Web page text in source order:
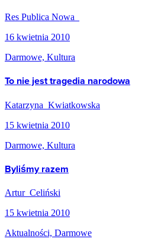
Res Publica Nowa
16 kwietnia 2010
Darmowe, Kultura
To nie jest tragedia narodowa
Katarzyna Kwiatkowska
15 kwietnia 2010
Darmowe, Kultura
Byliśmy razem
Artur Celiński
15 kwietnia 2010
Aktualności, Darmowe